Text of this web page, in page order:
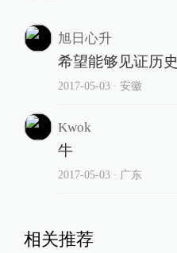
旭日心升
希望能够见证历史
2017-05-03∙ 安徽
Kwok
牛
2017-05-03∙ 广东
相关推荐